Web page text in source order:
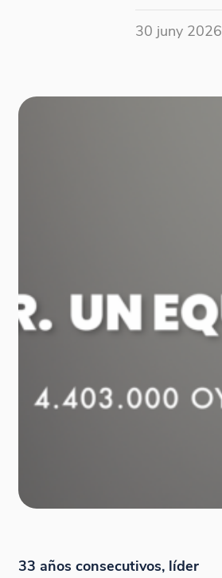
30 juny 2026
33 años consecutivos, líder